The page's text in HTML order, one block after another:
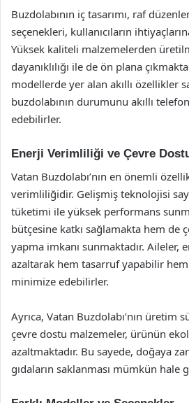
Buzdolabının iç tasarımı, raf
seçenekleri, kullanıcıların
Yüksek kaliteli malzemelerden
dayanıklılığı ile de ön plana
modellerde yer alan akıllı özellikler
buzdolabının durumunu akıllı
edebilirler.
Enerji Verimliliği ve Çevre
Vatan Buzdolabı’nın en önemli
verimliliğidir. Gelişmiş teknolojisi
tüketimi ile yüksek performans
bütçesine katkı sağlamakta hem de
yapma imkanı sunmaktadır. Aileler,
azaltarak hem tasarruf yapabilir
minimize edebilirler.
Ayrıca, Vatan Buzdolabı’nın üretim
çevre dostu malzemeler, ürünün
azaltmaktadır. Bu sayede, doğaya
gıdaların saklanması mümkün hale